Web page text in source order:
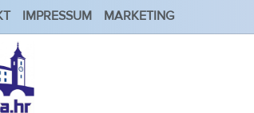
IMPRESSUM MARKETING